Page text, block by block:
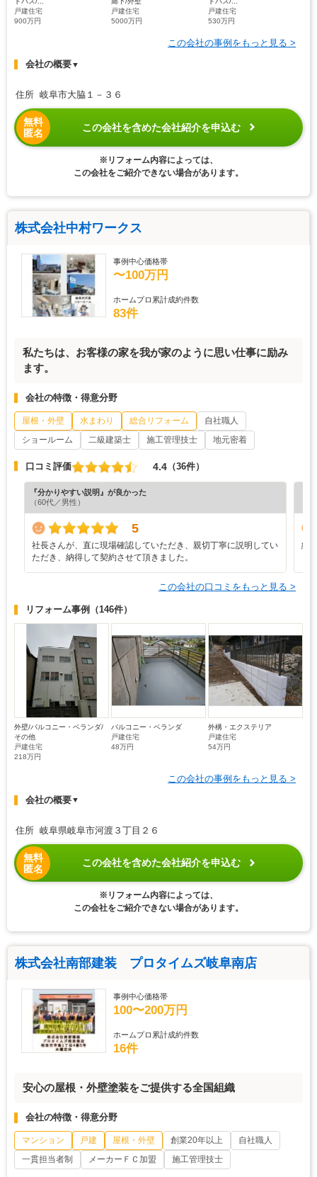
戸建住宅
900万円
戸建住宅
5000万円
戸建住宅
530万円
この会社の事例をもっと見る >
会社の概要▼
住所 岐阜市大脇１－３６
無料
匿名
この会社を含めた会社紹介を申込む
※リフォーム内容によっては、
この会社をご紹介できない場合があります。
株式会社中村ワークス
事例中心価格帯
〜100万円
ホームプロ累計成約件数
83件
私たちは、お客様の家を我が家のように思い仕事に励み
ます。
会社の特徴・得意分野
屋根・外壁 水まわり 総合リフォーム
自社職人
ショールーム
二級建築士 施工管理技士 地元密着
口コミ評価 4.4 （36件）
『分かりやすい説明』が良かった
（60代／男性）
5
社長さんが、直に現場確認していただき、親切丁寧に説明してい
ただき、納得して契約させて頂きました。
納
この会社の口コミをもっと見る >
リフォーム事例 （146件）
外壁/バルコニー・ベランダ/
その他
戸建住宅
218万円
バルコニー・ベランダ
戸建住宅
48万円
外構・エクステリア
戸建住宅
54万円
この会社の事例をもっと見る >
会社の概要▼
住所 岐阜県岐阜市河渡３丁目２６
無料
匿名
この会社を含めた会社紹介を申込む
※リフォーム内容によっては、
この会社をご紹介できない場合があります。
株式会社南部建装 プロタイムズ岐阜南店
事例中心価格帯
100〜200万円
ホームプロ累計成約件数
16件
安心の屋根・外壁塗装をご提供する全国組織
会社の特徴・得意分野
マンション 戸建 屋根・外壁 創業20年以上
自社職人
一貫担当者制
メーカーＦＣ加盟 施工管理技士